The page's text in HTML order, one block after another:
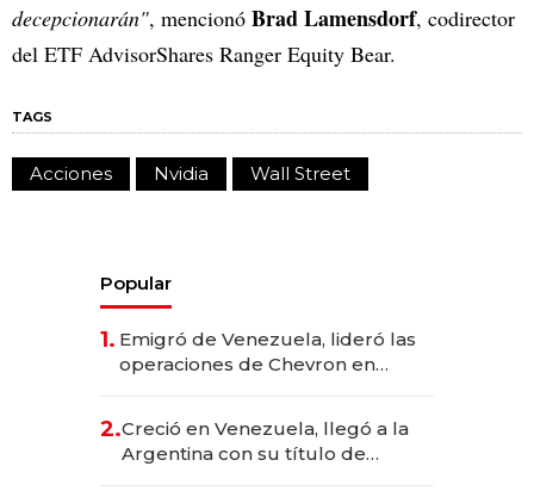
decepcionarán", mencionó Brad Lamensdorf, codirector
del ETF AdvisorShares Ranger Equity Bear.
TAGS
Acciones Nvidia Wall Street
Popular
1. Emigró de Venezuela, lideró las
operaciones de Chevron en
2.Creció en Venezuela, llegó a la
Argentina con su título de